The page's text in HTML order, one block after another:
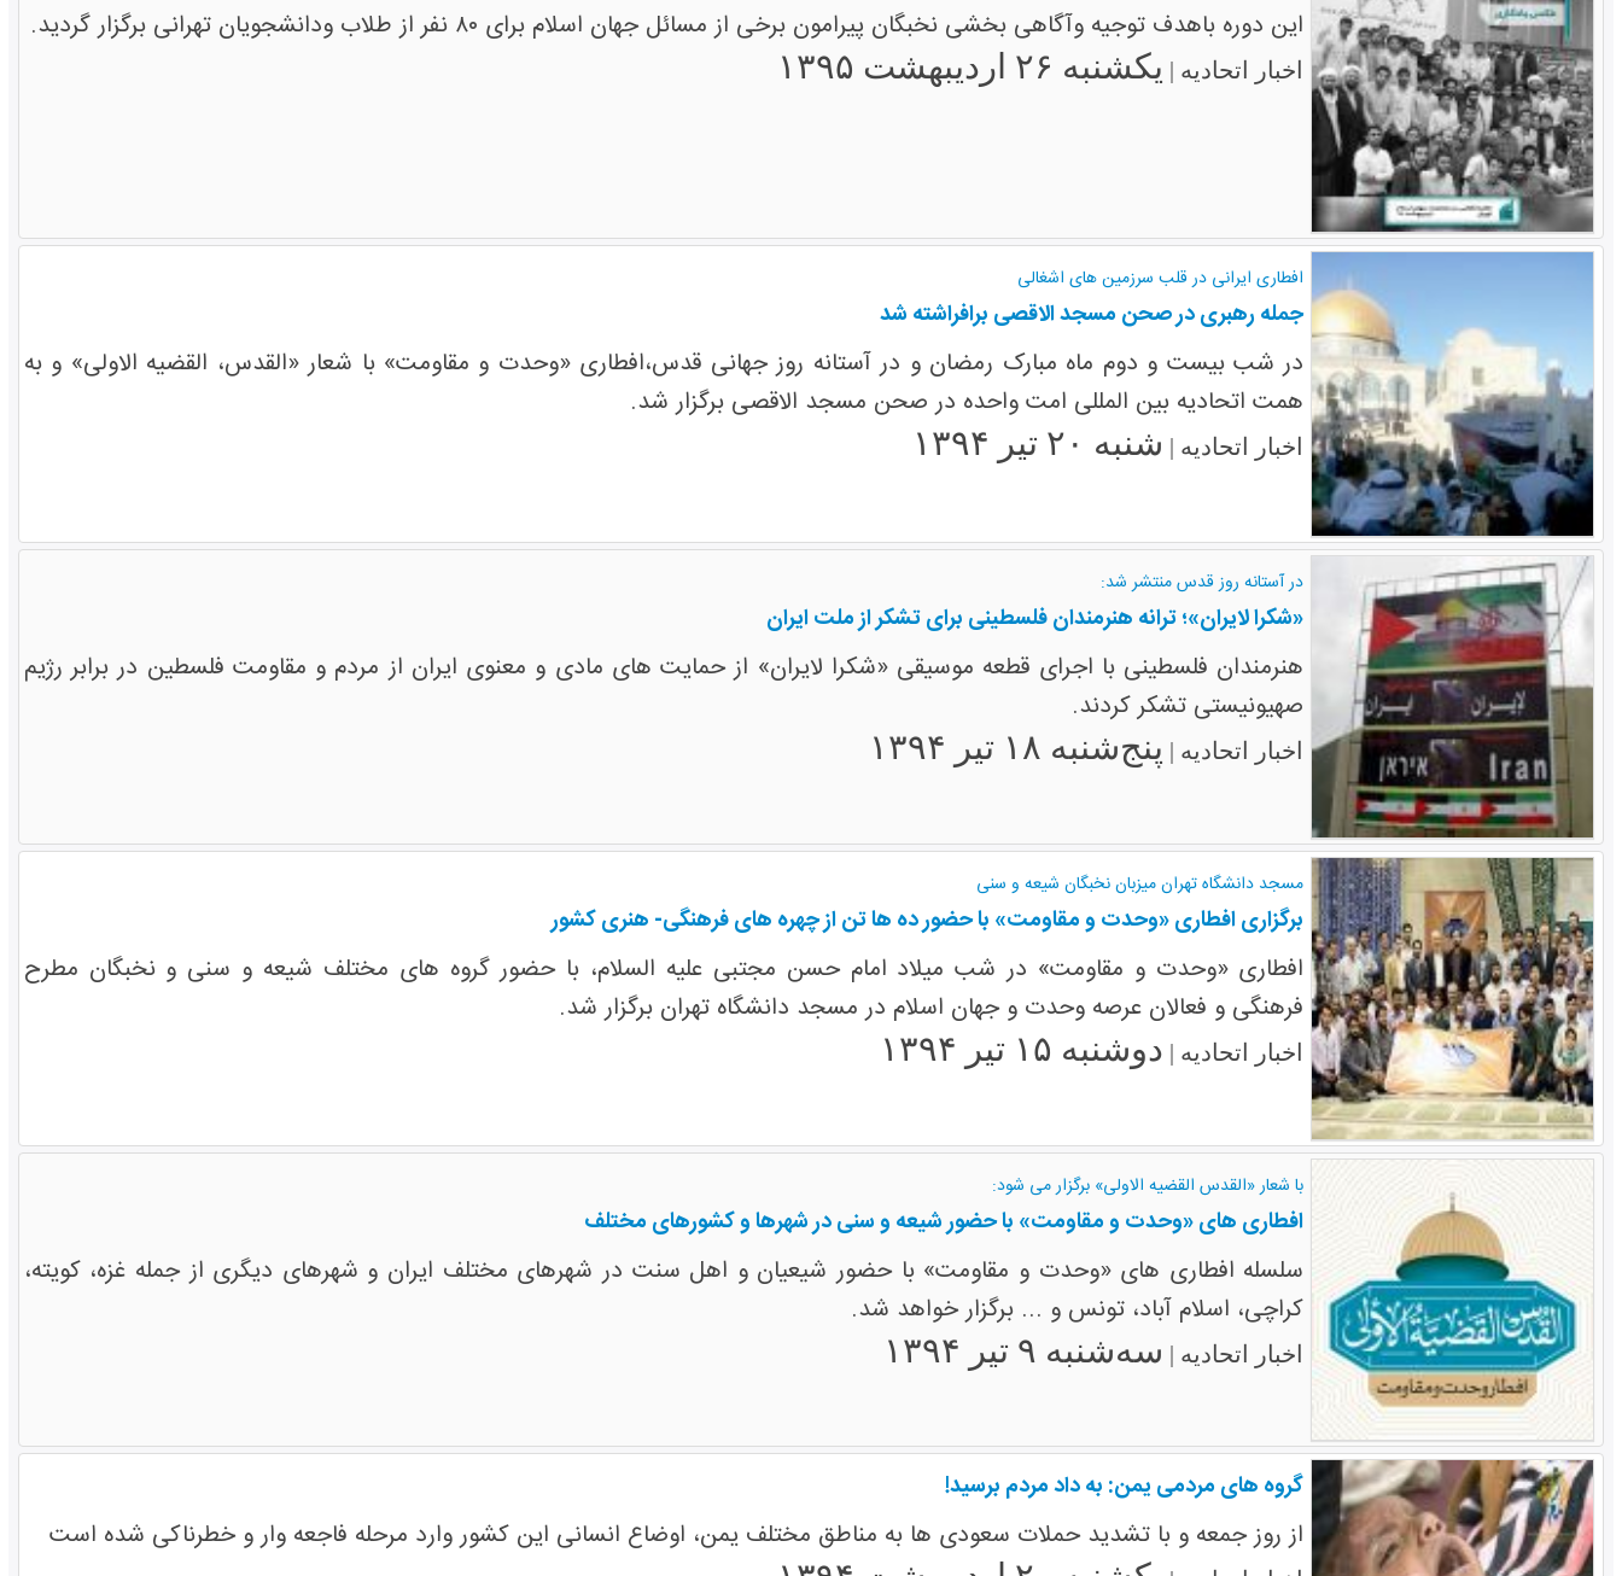
این دوره باهدف توجیه وآگاهی بخشی نخبگان پیرامون برخی از مسائل جهان اسلام برای ۸۰ نفر از طلاب ودانشجویان تهرانی برگزار گردید.
اخبار اتحادیه | یکشنبه ۲۶ اردیبهشت ۱۳۹۵
افطاری ایرانی در قلب سرزمین های اشغالی
جمله رهبری در صحن مسجد الاقصی برافراشته شد
در شب بیست و دوم ماه مبارک رمضان و در آستانه روز جهانی قدس،افطاری «وحدت و مقاومت» با شعار «القدس، القضیه الاولی» و به
همت اتحادیه بین المللی امت واحده در صحن مسجد الاقصی برگزار شد.
اخبار اتحادیه | شنبه ۲۰ تیر ۱۳۹۴
در آستانه روز قدس منتشر شد:
«شکرا لایران»؛ ترانه هنرمندان فلسطینی برای تشکر از ملت ایران
هنرمندان فلسطینی با اجرای قطعه موسیقی «شکرا لایران» از حمایت های مادی و معنوی ایران از مردم و مقاومت فلسطین در برابر رژیم
صهیونیستی تشکر کردند.
اخبار اتحادیه | پنج‌شنبه ۱۸ تیر ۱۳۹۴
مسجد دانشگاه تهران میزبان نخبگان شیعه و سنی
برگزاری افطاری «وحدت و مقاومت» با حضور ده ها تن از چهره های فرهنگی- هنری کشور
افطاری «وحدت و مقاومت» در شب میلاد امام حسن مجتبی علیه السلام، با حضور گروه های مختلف شیعه و سنی و نخبگان مطرح
فرهنگی و فعالان عرصه وحدت و جهان اسلام در مسجد دانشگاه تهران برگزار شد.
اخبار اتحادیه | دوشنبه ۱۵ تیر ۱۳۹۴
با شعار «القدس القضیه الاولی» برگزار می شود:
افطاری های «وحدت و مقاومت» با حضور شیعه و سنی در شهرها و کشورهای مختلف
سلسله افطاری های «وحدت و مقاومت» با حضور شیعیان و اهل سنت در شهرهای مختلف ایران و شهرهای دیگری از جمله غزه، کویته،
کراچی، اسلام آباد، تونس و ... برگزار خواهد شد.
اخبار اتحادیه | سه‌شنبه ۹ تیر ۱۳۹۴
گروه های مردمی یمن: به داد مردم برسید!
از روز جمعه و با تشدید حملات سعودی ها به مناطق مختلف یمن، اوضاع انسانی این کشور وارد مرحله فاجعه وار و خطرناکی شده است